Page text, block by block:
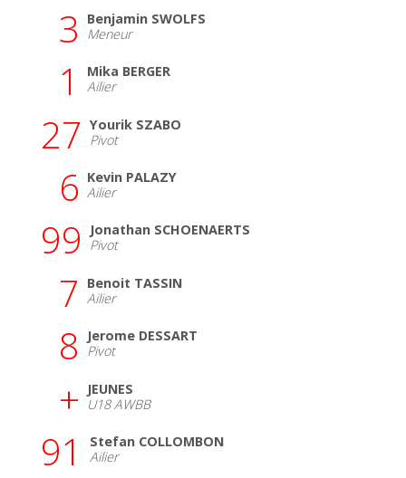
3
Benjamin SWOLFS
Meneur
1
Mika BERGER
Ailier
27 Yourik SZABO
Pivot
6 Kevin PALAZY
Ailier
99
Jonathan SCHOENAERTS
Pivot
7
Benoit TASSIN
Ailier
8
Jerome DESSART
Pivot
+
JEUNES
U18 AWBB
91
Stefan COLLOMBON
Ailier